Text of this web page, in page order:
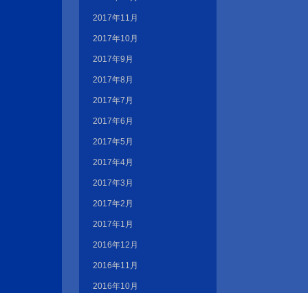
2017年11月
2017年10月
2017年9月
2017年8月
2017年7月
2017年6月
2017年5月
2017年4月
2017年3月
2017年2月
2017年1月
2016年12月
2016年11月
2016年10月